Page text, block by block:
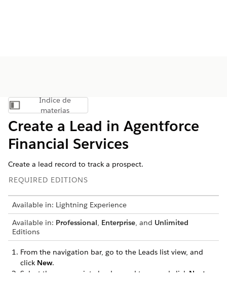
Mostrar índice de materias
Índice de
materias
Create a Lead in Agentforce
Financial Services
Create a lead record to track a prospect.
REQUIRED EDITIONS
Available in: Lightning Experience
Available in: Professional, Enterprise, and Unlimited
Editions
From the navigation bar, go to the Leads list view, and
click New.
Select the appropriate lead record type, and click Next